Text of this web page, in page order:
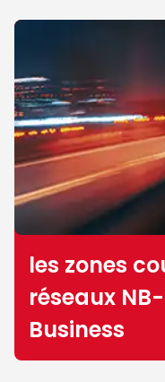
les zones
réseaux NB-
Business